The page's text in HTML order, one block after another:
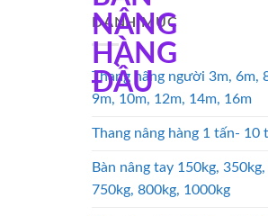
DANH MỤC
Thang nâng người 3m, 6m,
9m, 10m, 12m, 14m, 16m
Thang nâng hàng 1 tấn- 10
Bàn nâng tay 150kg,
750kg, 800kg, 1000kg